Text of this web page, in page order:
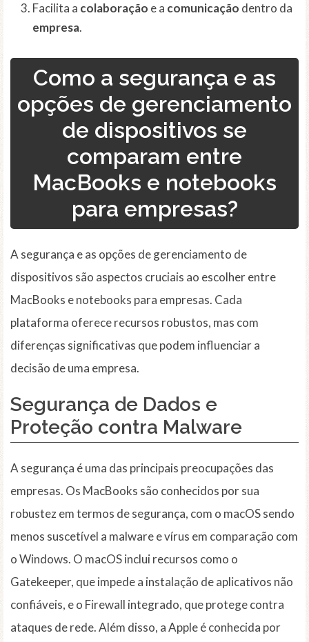
Facilita a colaboração e a comunicação dentro da
empresa.
Como a segurança e as
opções de gerenciamento
de dispositivos se
comparam entre
MacBooks e notebooks
para empresas?
A segurança e as opções de gerenciamento de
dispositivos são aspectos cruciais ao escolher entre
MacBooks e notebooks para empresas. Cada
plataforma oferece recursos robustos, mas com
diferenças significativas que podem influenciar a
decisão de uma empresa.
Segurança de Dados e
Proteção contra Malware
A segurança é uma das principais preocupações das
empresas. Os MacBooks são conhecidos por sua
robustez em termos de segurança, com o macOS sendo
menos suscetível a malware e vírus em comparação com
o Windows. O macOS inclui recursos como o
Gatekeeper, que impede a instalação de aplicativos não
confiáveis, e o Firewall integrado, que protege contra
ataques de rede. Além disso, a Apple é conhecida por